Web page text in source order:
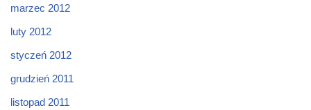
marzec 2012
luty 2012
styczeń 2012
grudzień 2011
listopad 2011